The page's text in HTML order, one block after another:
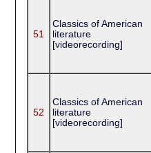
51
Classics of American
literature
[videorecording]
52
Classics of American
literature
[videorecording]